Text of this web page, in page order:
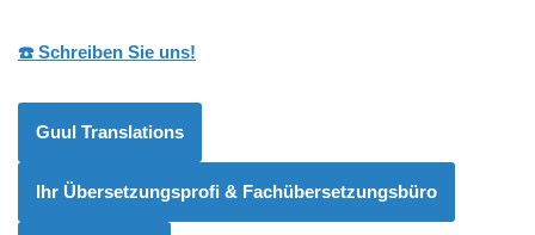
☎️ Schreiben Sie uns!
Guul Translations
Ihr Übersetzungsprofi & Fachübersetzungsbüro